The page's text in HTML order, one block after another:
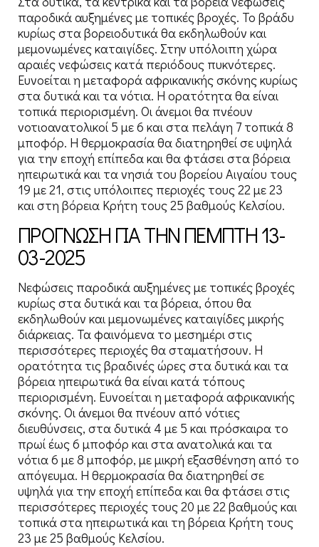
παροδικά αυξημένες με τοπικές βροχές. Το βράδυ
κυρίως στα βορειοδυτικά θα εκδηλωθούν και
μεμονωμένες καταιγίδες. Στην υπόλοιπη χώρα
αραιές νεφώσεις κατά περιόδους πυκνότερες.
Ευνοείται η μεταφορά αφρικανικής σκόνης κυρίως
στα δυτικά και τα νότια. Η ορατότητα θα είναι
τοπικά περιορισμένη. Οι άνεμοι θα πνέουν
νοτιοανατολικοί 5 με 6 και στα πελάγη 7 τοπικά 8
μποφόρ. Η θερμοκρασία θα διατηρηθεί σε υψηλά
για την εποχή επίπεδα και θα φτάσει στα βόρεια
ηπειρωτικά και τα νησιά του βορείου Αιγαίου τους
19 με 21, στις υπόλοιπες περιοχές τους 22 με 23
και στη βόρεια Κρήτη τους 25 βαθμούς Κελσίου.
ΠΡΟΓΝΩΣΗ ΓΙΑ ΤΗΝ ΠΕΜΠΤΗ 13-
03-2025
Νεφώσεις παροδικά αυξημένες με τοπικές βροχές
κυρίως στα δυτικά και τα βόρεια, όπου θα
εκδηλωθούν και μεμονωμένες καταιγίδες μικρής
διάρκειας. Τα φαινόμενα το μεσημέρι στις
περισσότερες περιοχές θα σταματήσουν. Η
ορατότητα τις βραδινές ώρες στα δυτικά και τα
βόρεια ηπειρωτικά θα είναι κατά τόπους
περιορισμένη. Ευνοείται η μεταφορά αφρικανικής
σκόνης. Οι άνεμοι θα πνέουν από νότιες
διευθύνσεις, στα δυτικά 4 με 5 και πρόσκαιρα το
πρωί έως 6 μποφόρ και στα ανατολικά και τα
νότια 6 με 8 μποφόρ, με μικρή εξασθένηση από το
απόγευμα. Η θερμοκρασία θα διατηρηθεί σε
υψηλά για την εποχή επίπεδα και θα φτάσει στις
περισσότερες περιοχές τους 20 με 22 βαθμούς και
τοπικά στα ηπειρωτικά και τη βόρεια Κρήτη τους
23 με 25 βαθμούς Κελσίου.